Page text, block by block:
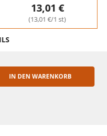
13,01 €
(13,01 €/1 st)
IN DEN WARENKORB